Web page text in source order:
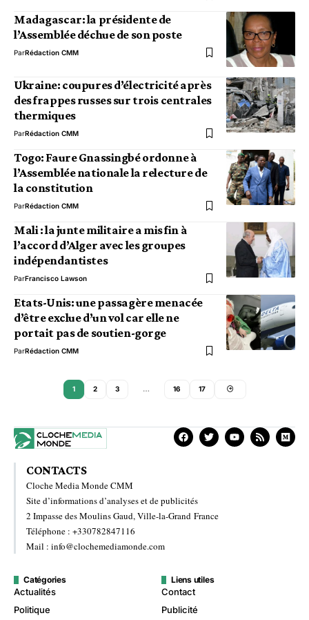
Madagascar: la présidente de
l’Assemblée déchue de son poste
ParRédaction CMM
Ukraine: coupures d’électricité après
des frappes russes sur trois centrales
thermiques
ParRédaction CMM
Togo: Faure Gnassingbé ordonne à
l’Assemblée nationale la relecture de
la constitution
ParRédaction CMM
Mali : la junte militaire a mis fin à
l’accord d’Alger avec les groupes
indépendantistes
ParFrancisco Lawson
Etats-Unis: une passagère menacée
d’être exclue d’un vol car elle ne
portait pas de soutien-gorge
ParRédaction CMM
1 2 3 … 16 17
CONTACTS
Cloche Media Monde CMM
Site d’informations d’analyses et de publicités
2 Impasse des Moulins Gaud, Ville-la-Grand France
Téléphone : +330782847116
Mail : info@clochemediamonde.com
Catégories
Actualités
Politique
Liens utiles
Contact
Publicité